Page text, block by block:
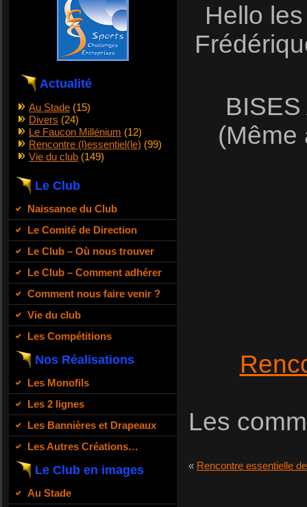
Actualité
Au Stade (15)
Divers (24)
Le Faucon Millénium (12)
Rencontre (l)essentiel(le) (99)
Vie du club (149)
Le Club
Naissance du Club
Le Comité de Direction
Le Club – Où nous trouver
Le Club – Comment adhérer
Comment nous faire venir ?
Vie du club
Les Compétitions
Nos Réalisations
Les Monofils
Les 2 lignes
Les Bannières et Drapeaux
Les Autres Créations…
Le Club en images
Au Stade
Hello
(Même
Les
« Rencontre essentielle